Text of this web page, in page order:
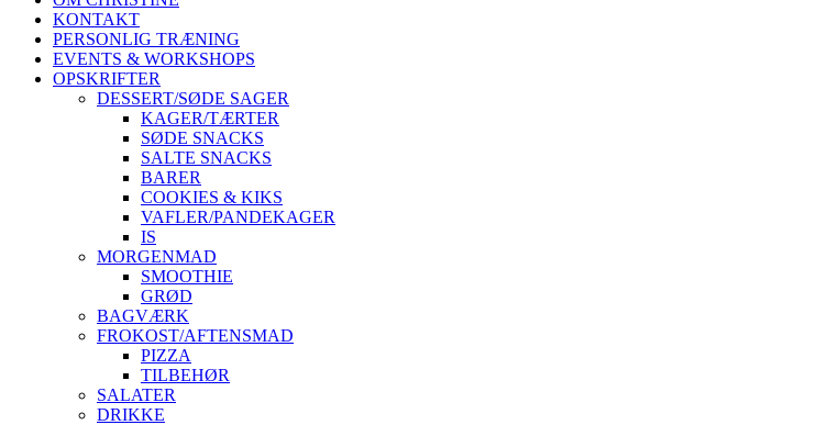
KONTAKT
PERSONLIG TRÆNING
EVENTS & WORKSHOPS
OPSKRIFTER
DESSERT/SØDE SAGER
KAGER/TÆRTER
SØDE SNACKS
SALTE SNACKS
BARER
COOKIES & KIKS
VAFLER/PANDEKAGER
IS
MORGENMAD
SMOOTHIE
GRØD
BAGVÆRK
FROKOST/AFTENSMAD
PIZZA
TILBEHØR
SALATER
DRIKKE